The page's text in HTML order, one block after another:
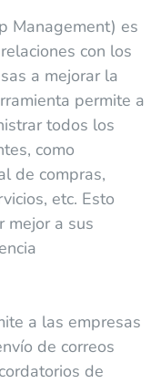
Management) es
con los
a mejorar la
permite a
todos los
como
de compras,
etc. Esto
mejor a sus
a las empresas
de correos
de